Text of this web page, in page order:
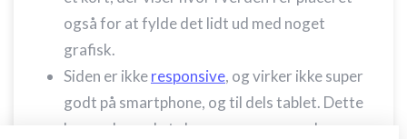
også for at fylde det lidt ud med noget
grafisk.
Siden er ikkeresponsive, og virker ikke super
godt på smartphone, og til dels tablet. Dette
kan ende med at skræmme nogen væk.